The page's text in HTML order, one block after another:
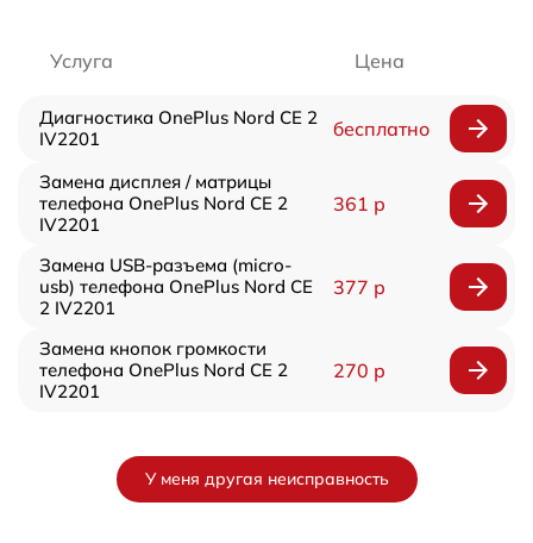
Услуга Цена
Диагностика OnePlus Nord CE 2
IV2201
бесплатно
Замена дисплея / матрицы
телефона OnePlus Nord CE 2
IV2201
361 р
Замена USB-разъема (micro-
usb) телефона OnePlus Nord CE
2 IV2201
377 р
Замена кнопок громкости
телефона OnePlus Nord CE 2
IV2201
270 р
У меня другая неисправность